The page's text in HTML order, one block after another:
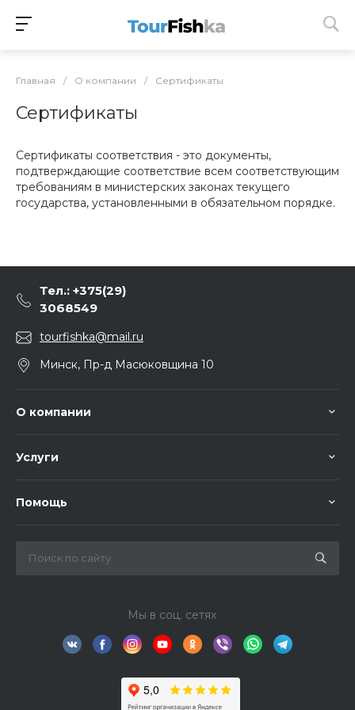
Главная / О компании / Сертификаты
Сертификаты
Сертификаты соответствия - это документы,
подтверждающие соответствие всем соответствующим
требованиям в министерских законах текущего
государства, установленными в обязательном порядке.
Тел.: +375(29)
3068549
tourfishka@mail.ru
Минск, Пр-д Масюковщина 10
О компании
Услуги
Помощь
Мы в соц. сетях